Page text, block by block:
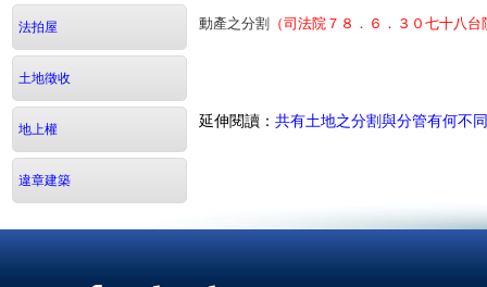
法拍屋
土地徵收
地上權
違章建築
動產之分割
（司法院７８．６．３０七十八
延伸閱讀： 共有土地之分割與分管有何不